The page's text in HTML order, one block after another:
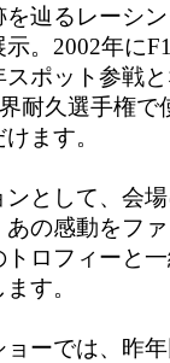
辿るレーシ
。2002年に
ポット参戦
耐久選手権で
ます。
として、会
の感動をフ
ロフィーと
す。
ーでは、昨